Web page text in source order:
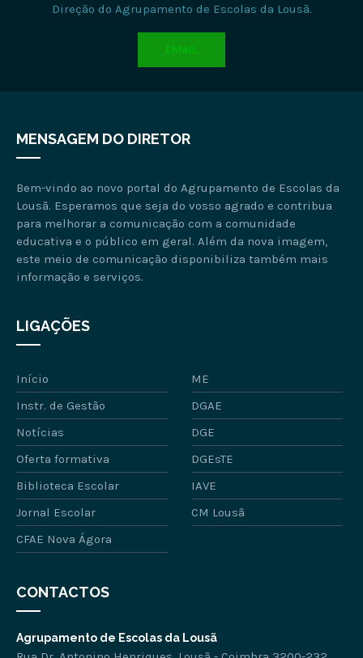
Direção do Agrupamento de Escolas da Lousã.
EMAIL
MENSAGEM DO DIRETOR
Bem-vindo ao novo portal do Agrupamento de Escolas da
Lousã. Esperamos que seja do vosso agrado e contribua
para melhorar a comunicação com a comunidade
educativa e o público em geral. Além da nova imagem,
este meio de comunicação disponibiliza também mais
informação e serviços.
LIGAÇÕES
Início
ME
Instr. de Gestão
DGAE
Notícias
DGE
Oferta formativa
DGEsTE
Biblioteca Escolar
IAVE
Jornal Escolar
CM Lousã
CFAE Nova Ágora
CONTACTOS
Agrupamento de Escolas da Lousã